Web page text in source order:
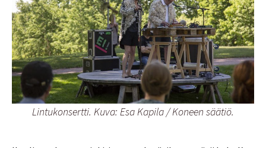
Lintukonsertti. Kuva: Esa Kapila / Koneen säätiö.